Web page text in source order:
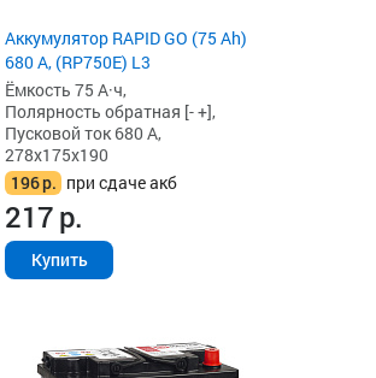
Аккумулятор RAPID GO (75 Ah)
680 А, (RP750E) L3
Ёмкость 75 А·ч,
Полярность обратная [- +],
Пусковой ток 680 А,
278x175x190
196р. при сдаче акб
217р.
Купить